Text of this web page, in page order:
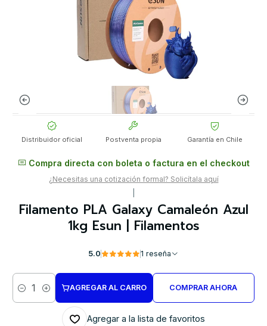
Distribuidor oficial Postventa propia Garantía en Chile
Compra directa con boleta o factura en el checkout
¿Necesitas una cotización formal? Solicítala aquí
Filamento PLA Galaxy Camaleón Azul
1kg Esun | Filamentos
5.0 1 reseña
Cantidad
AGREGAR AL CARRO COMPRAR AHORA
Agregar a la lista de favoritos